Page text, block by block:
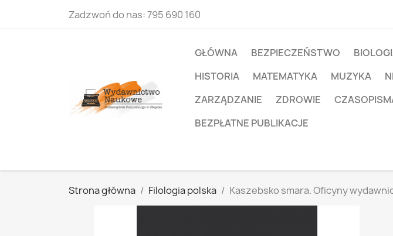
Zadzwoń do nas:795 690 160
GŁÓWNA BEZPIECZEŃSTWO
HISTORIA
MATEMATYKA MUZYKA
ZARZĄDZANIE
ZDROWIE
BEZPŁATNE PUBLIKACJE
Strona główna Filologia polska Kaszebsko smara. Oficyny